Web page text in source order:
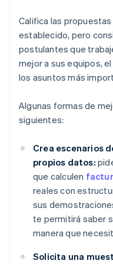
Califica las
establecido, pero
postulantes que
mejor a sus equipos,
los asuntos más
Algunas formas de
siguientes:
Crea escenarios
propios datos:
que calculen
reales con
sus
te permitirá saber
manera que
Solicita una